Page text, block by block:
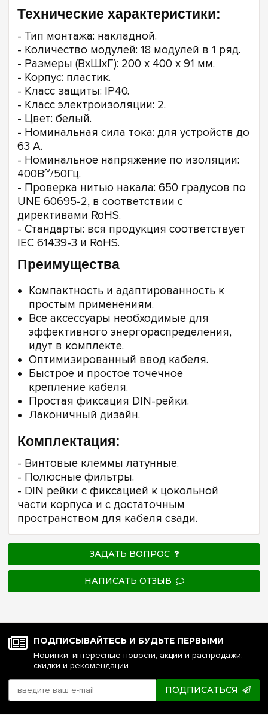
Технические характеристики:
- Тип монтажа: накладной.
- Количество модулей: 18 модулей в 1 ряд.
- Размеры (ВxШxГ): 200 x 400 x 91 мм.
- Корпус: пластик.
- Класс защиты: IP40.
- Класс электроизоляции: 2.
- Цвет: белый.
- Номинальная сила тока: для устройств до
63 А.
- Номинальное напряжение по изоляции:
400В~/50Гц.
- Проверка нитью накала: 650 градусов по
UNE 60695-2, в соответствии с
директивами RoHS.
- Стандарты: вся продукция соответствует
IEC 61439-3 и RoHS.
Преимущества
Компактность и адаптированность к
простым применениям.
Все аксессуары необходимые для
эффективного энергораспределения,
идут в комплекте.
Оптимизированный ввод кабеля.
Быстрое и простое точечное
крепление кабеля.
Простая фиксация DIN-рейки.
Лаконичный дизайн.
Комплектация:
- Винтовые клеммы латунные.
- Полюсные фильтры.
- DIN рейки с фиксацией к цокольной
части корпуса и с достаточным
пространством для кабеля сзади.
ЗАДАТЬ ВОПРОС
НАПИСАТЬ ОТЗЫВ
ПОДПИСЫВАЙТЕСЬ И БУДЬТЕ ПЕРВЫМИ
Новинки, интересные новости, акции и распродажи,
скидки и рекомендации
ПОДПИСАТЬСЯ